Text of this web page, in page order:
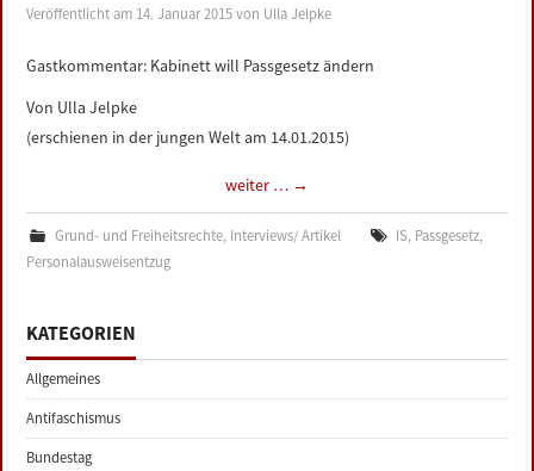
DATENSCHUTZERKLÄRUNG
Veröffentlicht am 14. Januar 2015 von Ulla Jelpke
Gastkommentar: Kabinett will Passgesetz ändern
Von Ulla Jelpke
(erschienen in der jungen Welt am 14.01.2015)
weiter … →
Grund- und Freiheitsrechte, Interviews/ Artikel IS, Passgesetz,
Personalausweisentzug
KATEGORIEN
Allgemeines
Antifaschismus
Bundestag